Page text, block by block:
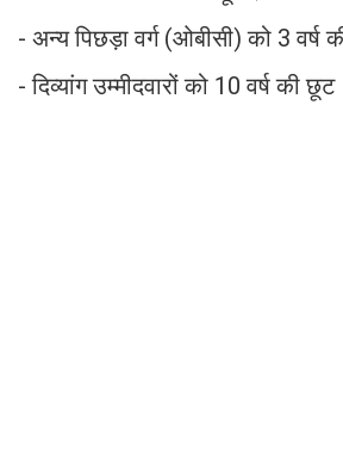
- अन्य पिछड़ा वर्ग (ओबीसी) को 3 वर्ष
- दिव्यांग उम्मीदवारों को 10 वर्ष की